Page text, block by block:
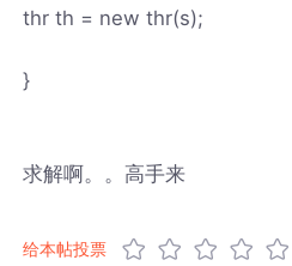
thr th = new thr(s);
}
求解啊。。高手来
给本帖投票